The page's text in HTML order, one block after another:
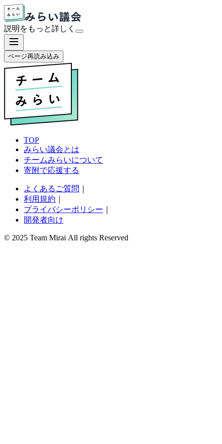
説明をもっと詳しく
ページ再読み込み
TOP
みらい議会とは
チームみらいについて
寄附で応援する
よくあるご質問
利用規約
プライバシーポリシー
開発者向け
© 2025 Team Mirai All rights Reserved